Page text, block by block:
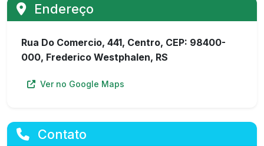
Endereço
Rua Do Comercio, 441, Centro, CEP: 98400-
000, Frederico Westphalen, RS
Ver no Google Maps
Contato